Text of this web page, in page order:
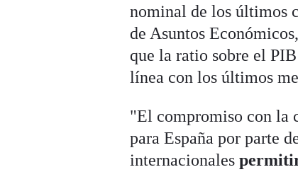
nominal de los últimos
de Asuntos
que la ratio sobre el
línea con los últimos
"El compromiso con la
para España por parte
internacionales